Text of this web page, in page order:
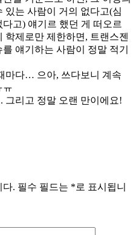
있는 사람이 거의 없다고(심
고) 얘기르 했던 게 떠오르
학제로만 제한하면, 트랜스젠
얘기하는 사람이 정말 적기
마다… 으아, 쓰다보니 계속
ㅠ
그리고 정말 오랜 만이에요!
다. 필수 필드는 *로 표시됩니